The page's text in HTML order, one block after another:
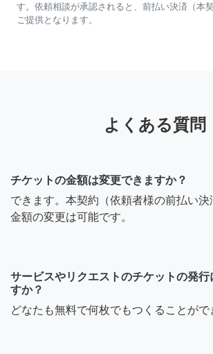
す。依頼相談が承認されると、前払い決済（本
ご提供となります。
よくある質問
チケットの金額は変更できますか？
できます。本契約（依頼者様の前払い決
金額の変更は可能です。
サービスやリクエストのチケットの発行
すか？
どなたも無料で何枚でもつくることがで